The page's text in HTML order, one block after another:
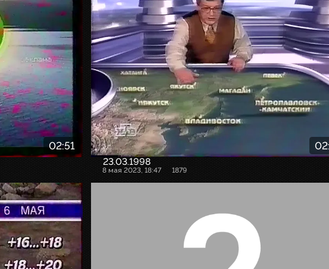
02:51
23.03.1998
8 мая 2023, 18:47 1879